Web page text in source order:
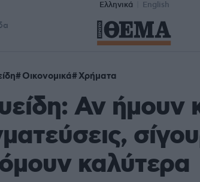
Ελληνικά English
Οικονομικά Χρήματα
Αν ήμουν
καλύτερα